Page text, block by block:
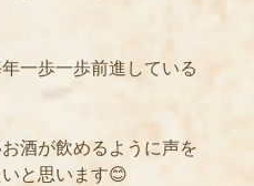
一歩一歩前進している
酒が飲めるように声を
と思います😊